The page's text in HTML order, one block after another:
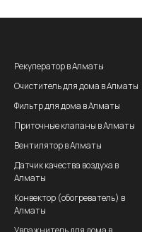
Рекуператор в Алматы
Очиститель для дома в Алматы
Фильтр для дома в Алматы
Приточные клапаны в Алматы
Вентилятор в Алматы
Датчик качества воздуха в
Алматы
Конвектор (обогреватель) в
Алматы